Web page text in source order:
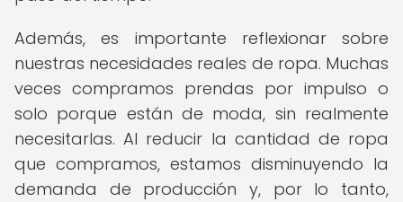
Además, es importante reflexionar sobre
nuestras necesidades reales de ropa. Muchas
veces compramos prendas por impulso o
solo porque están de moda, sin realmente
necesitarlas. Al reducir la cantidad de ropa
que compramos, estamos disminuyendo la
demanda de producción y, por lo tanto,